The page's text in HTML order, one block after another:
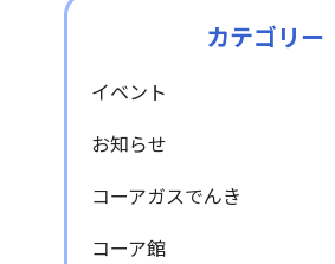
カテゴリー
イベント
お知らせ
コーアガスでんき
コーア館